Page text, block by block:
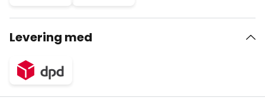
Levering med